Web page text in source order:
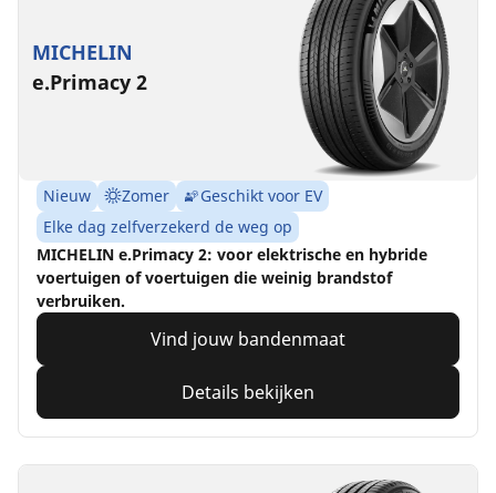
MICHELIN
e.Primacy 2
Nieuw Zomer
Geschikt voor EV
Elke dag zelfverzekerd de weg op
MICHELIN e.Primacy 2: voor elektrische en hybride
voertuigen of voertuigen die weinig brandstof
verbruiken.
Vind jouw bandenmaat
Details bekijken